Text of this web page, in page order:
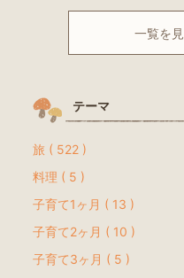
一覧を
テーマ
旅 ( 522 )
料理 ( 5 )
子育て1ヶ月 ( 13 )
子育て2ヶ月 ( 10 )
子育て3ヶ月 ( 5 )